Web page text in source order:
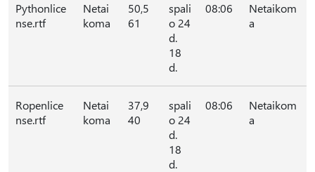
Pythonlice
nse.rtf
Netai
koma
50,5
61
spali
o 24
d.
18
d.
08:06
Netaikom
a
Ropenlice
nse.rtf
Netai
koma
37,9
40
spali
o 24
d.
18
d.
08:06
Netaikom
a